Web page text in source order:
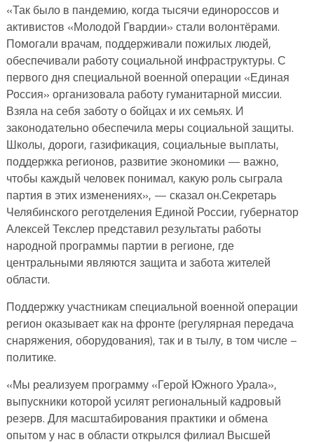
«Так было в пандемию, когда тысячи единороссов и
активистов «Молодой Гвардии» стали волонтёрами.
Помогали врачам, поддерживали пожилых людей,
обеспечивали работу социальной инфраструктуры. С
первого дня специальной военной операции «Единая
Россия» организовала работу гуманитарной миссии.
Взяла на себя заботу о бойцах и их семьях. И
законодательно обеспечила меры социальной защиты.
Школы, дороги, газификация, социальные выплаты,
поддержка регионов, развитие экономики — важно,
чтобы каждый человек понимал, какую роль сыграла
партия в этих изменениях», — сказал он.Секретарь
Челябинского реготделения Единой России, губернатор
Алексей Текслер представил результаты работы
народной программы партии в регионе, где
центральными являются защита и забота жителей
области.
Поддержку участникам специальной военной операции
регион оказывает как на фронте (регулярная передача
снаряжения, оборудования), так и в тылу, в том числе –
политике.
«Мы реализуем программу «Герой Южного Урала»,
выпускники которой усилят региональный кадровый
резерв. Для масштабирования практики и обмена
опытом у нас в области открылся филиал Высшей